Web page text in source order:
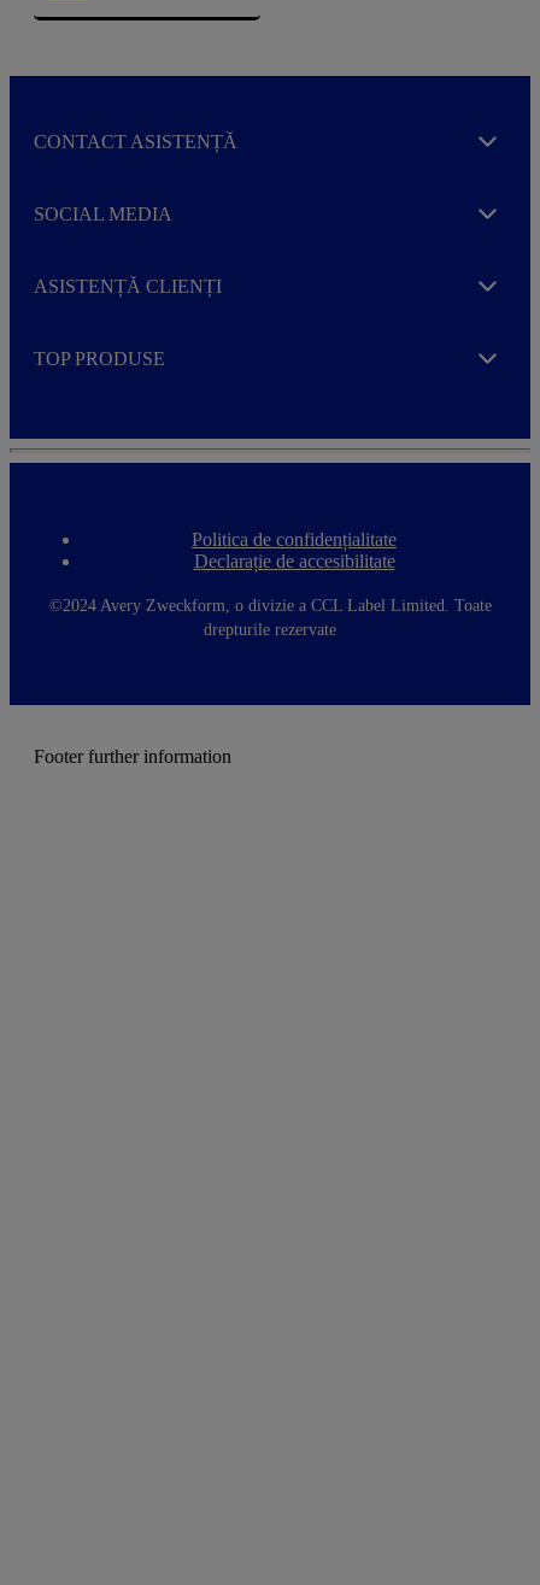
CONTACT ASISTENȚĂ Expand
SOCIAL MEDIA Expand
ASISTENȚĂ CLIENȚI Expand
TOP PRODUSE Expand
F
o
t
e
Politica de confidențialitate
Declarație de accesibilitate
©2024 Avery Zweckform, o divizie a CCL Label Limited. Toate
drepturile rezervate
Footer further information